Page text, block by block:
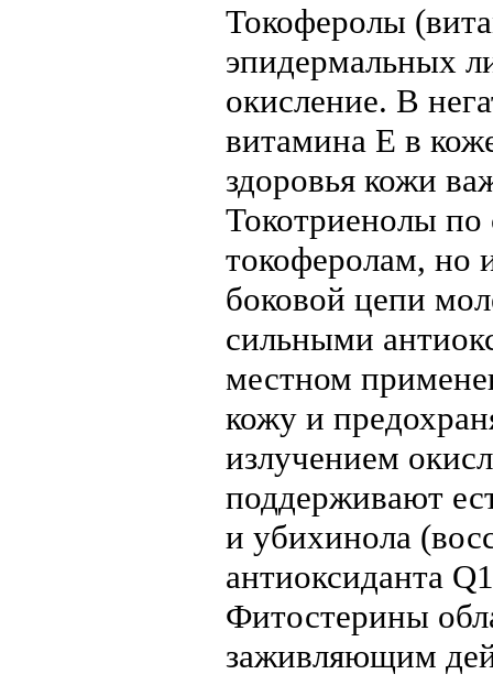
Токоферолы
эпидермальных
окисление. В
витамина Е в
здоровья кожи
Токотриенолы по
токоферолам, но
боковой цепи
сильными
местном
кожу и
излучением
поддерживают
и убихинола
антиоксиданта
Фитостерины
заживляющим